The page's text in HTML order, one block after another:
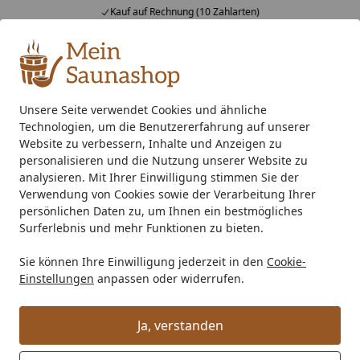
Unsere Seite verwendet Cookies und ähnliche
Technologien, um die Benutzererfahrung auf unserer
Website zu verbessern, Inhalte und Anzeigen zu
personalisieren und die Nutzung unserer Website zu
analysieren. Mit Ihrer Einwilligung stimmen Sie der
Verwendung von Cookies sowie der Verarbeitung Ihrer
persönlichen Daten zu, um Ihnen ein bestmögliches
Surferlebnis und mehr Funktionen zu bieten.
Sie können Ihre Einwilligung jederzeit in den Cookie-
Einstellungen anpassen oder widerrufen.
Ja, verstanden
Kauf auf Rechnung (10 Zahlarten)
Alle Produkte
Mein Konto
Suchen
Startseite
Was ist der Montageservice?
Was ist der Montageservice?
Wir bieten Ihnen für zahlreiche Produkte einen
ausgesprochen komfortablen Montageservice zum
Festpreis an. Dabei können Sie zwischen unserer
Montage
und unserer Profi-Montage mit Rundum-
Sorglos Paket (Sorglos-Montage)wählen.
Bei beiden Varianten erledigen unsere erfahrenen und
kompetenten Monteure die Montage für Sie zu einem
bundesweit gültigen, attraktiven Festpreis.